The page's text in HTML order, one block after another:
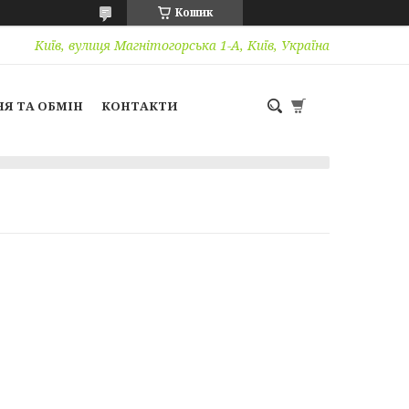
Кошик
Київ, вулиця Магнітогорська 1-А, Київ, Україна
ТА ОБМІН КОНТАКТИ